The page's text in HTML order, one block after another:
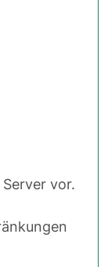
vor.